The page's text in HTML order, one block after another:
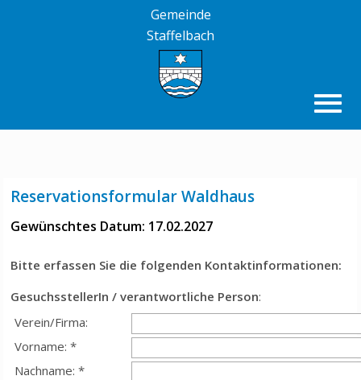
Gemeinde
Staffelbach
Reservationsformular Waldhaus
Gewünschtes Datum: 17.02.2027
Bitte erfassen Sie die folgenden Kontaktinformationen:
GesuchsstellerIn / verantwortliche Person:
Verein/Firma:
Vorname: *
Nachname: *